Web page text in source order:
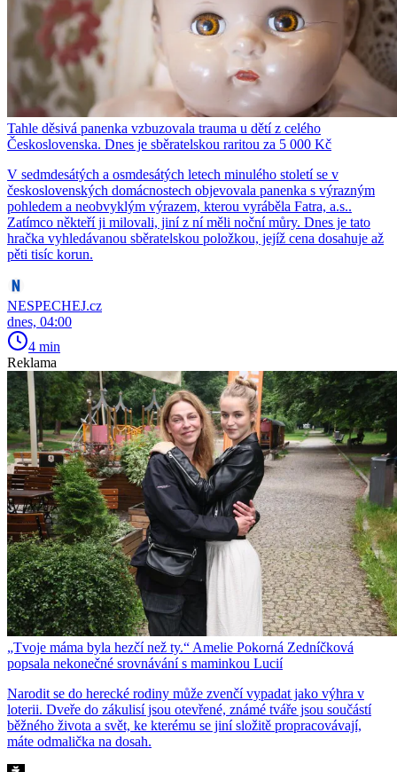
Tahle děsivá panenka vzbuzovala trauma u dětí z celého
Československa. Dnes je sběratelskou raritou za 5 000 Kč
V sedmdesátých a osmdesátých letech minulého století se v
československých domácnostech objevovala panenka s výrazným
pohledem a neobvyklým výrazem, kterou vyráběla Fatra, a.s..
Zatímco někteří ji milovali, jiní z ní měli noční můry. Dnes je tato
hračka vyhledávanou sběratelskou položkou, jejíž cena dosahuje až
pěti tisíc korun.
NESPECHEJ.cz
dnes, 04:00
4 min
Reklama
„Tvoje máma byla hezčí než ty.“ Amelie Pokorná Zedníčková
popsala nekonečné srovnávání s maminkou Lucií
Narodit se do herecké rodiny může zvenčí vypadat jako výhra v
loterii. Dveře do zákulisí jsou otevřené, známé tváře jsou součástí
běžného života a svět, ke kterému se jiní složitě propracovávají,
máte odmalička na dosah.